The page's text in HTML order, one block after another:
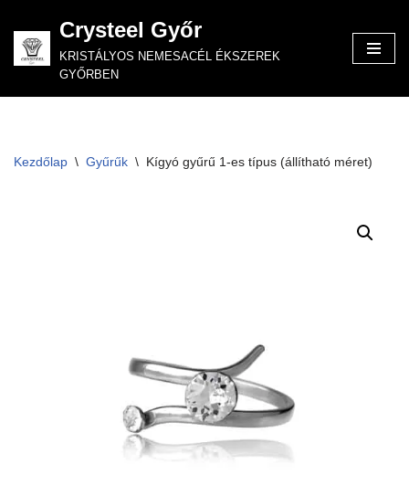
Skip
to
Crysteel Győr
KRISTÁLYOS NEMESACÉL ÉKSZEREK
GYŐRBEN
Kezdőlap \ Gyűrűk \ Kígyó gyűrű 1-es típus (állítható méret)